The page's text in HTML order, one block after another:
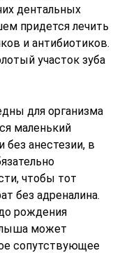
дентальных
придется лечить
и антибиотиков.
участок зуба
для организма
маленький
без анестезии, в
чтобы тот
без адреналина.
рождения
может
сопутствующее